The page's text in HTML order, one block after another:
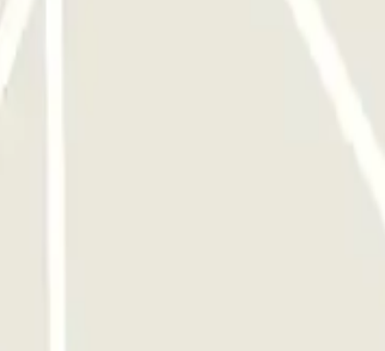
cobrado (quer chegue ou parta antes ou depois
correspondente a este tempo extra.